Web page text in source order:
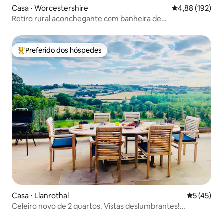
Casa ⋅ Worcestershire 4,88 de uma
4,88 (192)
Retiro rural aconchegante com banheira de
Entre os melhores preferidos dos hóspedes
Preferido dos hóspedes
Casa ⋅ Llanrothal 5 de uma
5 (45)
Celeiro novo de 2 quartos. Vistas deslumbrantes!